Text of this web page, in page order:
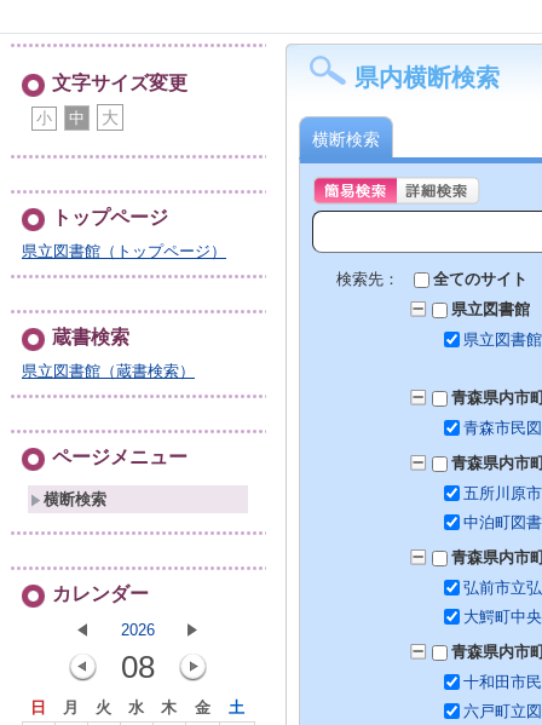
文字サイズ変更
小 中 大
トップページ
県立図書館（トップページ）
蔵書検索
県立図書館（蔵書検索）
ページメニュー
横断検索
カレンダー
2026
08
日 月 火 水 木 金
土
県内横断検索
横断検索
検索先：
全てのサイト
県立図書館
県立図書館
青森県内市
青森市民
青森県内市
五所川原
中泊町図
青森県内市
弘前市立
大鰐町中
青森県内市
十和田市
六戸町立